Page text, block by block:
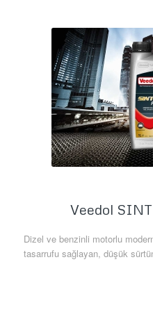
Veedol
Dizel ve benzinli motorlu
tasarrufu sağlayan, düşük